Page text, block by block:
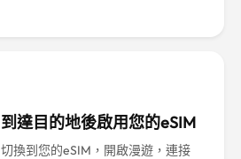
到達目的地後啟用您的eSIM
切換到您的eSIM，開啟漫遊，連接